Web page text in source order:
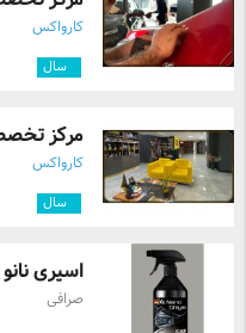
کارواکس
سال
مرکز
کارواکس
سال
اسپری
صرافی